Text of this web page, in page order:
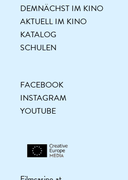
DEMNÄCHST IM KINO
AKTUELL IM KINO
KATALOG
SCHULEN
FACEBOOK
INSTAGRAM
YOUTUBE